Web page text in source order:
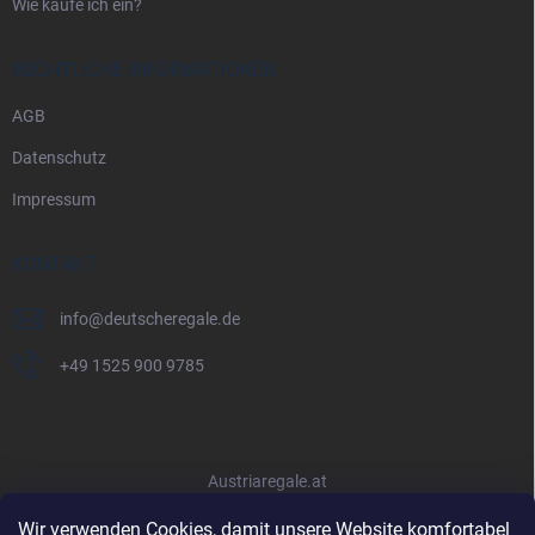
Wir verwenden Cookies, damit unsere Website komfortabel
Wie kaufe ich ein?
RECHTLICHE INFORMATIONEN
AGB
Datenschutz
Impressum
KONTAKT
info@deutscheregale.de
+49 1525 900 9785
Austriaregale.at